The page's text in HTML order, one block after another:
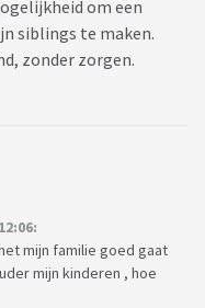
om een
siblings te maken.
zonder zorgen.
mijn familie goed gaat
mijn kinderen , hoe